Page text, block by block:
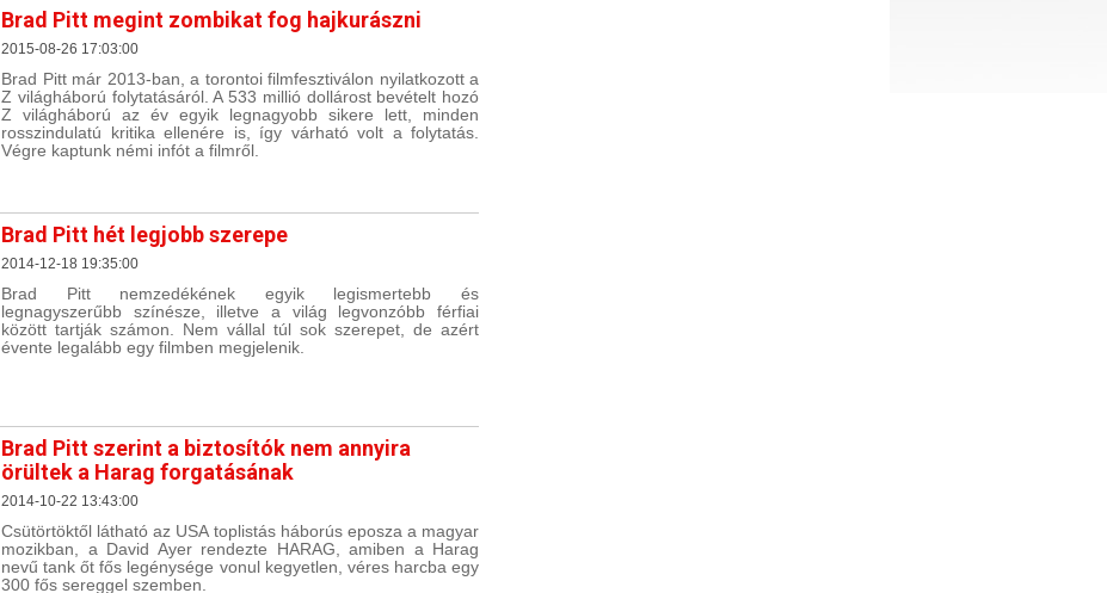
Brad Pitt megint zombikat fog hajkurászni
2015-08-26 17:03:00
Brad Pitt már 2013-ban, a torontoi filmfesztiválon nyilatkozott a
Z világháború folytatásáról. A 533 millió dollárost bevételt hozó
Z világháború az év egyik legnagyobb sikere lett, minden
rosszindulatú kritika ellenére is, így várható volt a folytatás.
Végre kaptunk némi infót a filmről.
Brad Pitt hét legjobb szerepe
2014-12-18 19:35:00
Brad Pitt nemzedékének egyik legismertebb és
legnagyszerűbb színésze, illetve a világ legvonzóbb férfiai
között tartják számon. Nem vállal túl sok szerepet, de azért
évente legalább egy filmben megjelenik.
Brad Pitt szerint a biztosítók nem annyira
örültek a Harag forgatásának
2014-10-22 13:43:00
Csütörtöktől látható az USA toplistás háborús eposza a magyar
mozikban, a David Ayer rendezte HARAG, amiben a Harag
nevű tank őt fős legénysége vonul kegyetlen, véres harcba egy
300 fős sereggel szemben.